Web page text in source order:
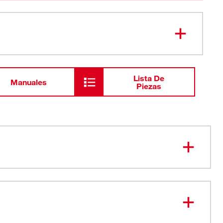
Manuales
Lista De
Piezas